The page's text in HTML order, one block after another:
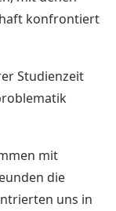
konfrontiert
Studienzeit
mit
die
uns in